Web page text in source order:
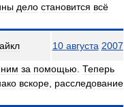
дело становится всё
10 августа 2007
ним за помощью Теперь
вскоре расследование